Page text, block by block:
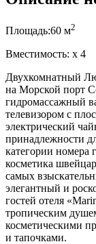
Площадь:60 м2
Вместимость: x 4
Двухкомнатный
на Морской порт
гидромассажный
телевизором с
электрический
принадлежности
категории номера
косметика
самых
элегантный и
гостей отеля
тропическим
косметическими
и тапочками.